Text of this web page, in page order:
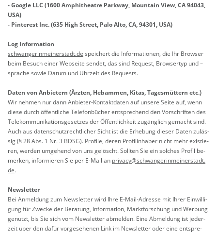
- Goog­le LLC (1600 Am­phi­theat­re Park­way, Moun­tain View, CA 94043,
USA)
- Pin­te­rest Inc. (635 High Street, Palo Alto, CA, 94301, USA)
Log In­for­ma­ti­on
schwan­ge­rin­mei­ner­stadt.de spei­chert die In­for­ma­tio­nen, die Ihr Brow­ser
beim Be­such einer Web­sei­te sen­det, das sind Re­quest, Brow­ser­typ und –
spra­che sowie Datum und Uhr­zeit des Re­quests.
Daten von An­bie­tern (Ärz­ten, Heb­am­men, Kitas, Ta­ges­müt­tern etc.)
Wir neh­men nur dann An­bie­ter-Kon­takt­da­ten auf un­se­re Seite auf, wenn
diese durch öf­fent­li­che Te­le­fon­bü­cher ent­spre­chend den Vor­schrif­ten des
Te­le­kom­mu­ni­ka­ti­ons­ge­set­zes der Öf­fent­lich­keit zu­gäng­lich ge­macht sind.
Auch aus da­ten­schutz­recht­li­cher Sicht ist die Er­he­bung die­ser Daten zu­läs­
sig (§ 28 Abs. 1 Nr. 3 BDSG). Pro­fi­le, deren Pro­fil­in­ha­ber nicht mehr exis­tie­
ren, wer­den um­ge­hend von uns ge­löscht. Soll­ten Sie ein sol­ches Pro­fil be­
mer­ken, in­for­mie­ren Sie per E-Mail an pri­va­cy@​sch​wang​erin​mein​erst​adt.​
de.
News­let­ter
Bei An­mel­dung zum News­let­ter wird Ihre E-Mail-Adres­se mit Ihrer Ein­wil­li­
gung für Zwe­cke der Be­ra­tung, In­for­ma­ti­on, Markt­for­schung und Wer­bung
ge­nutzt, bis Sie sich vom News­let­ter ab­mel­den. Eine Ab­mel­dung ist je­der­
zeit über den dafür vor­ge­se­he­nen Link im News­let­ter oder eine ent­spre­